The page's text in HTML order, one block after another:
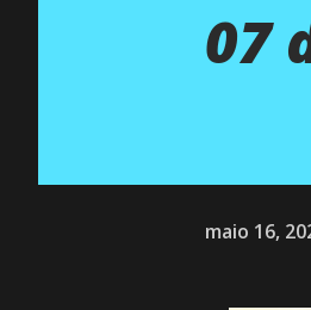
07
maio 16,